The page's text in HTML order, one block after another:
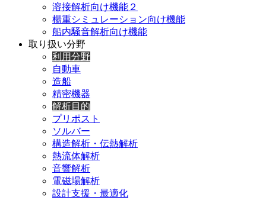
溶接解析向け機能２
楊重シミュレーション向け機能
船内騒音解析向け機能
取り扱い分野
利用分野
自動車
造船
精密機器
解析目的
プリポスト
ソルバー
構造解析・伝熱解析
熱流体解析
音響解析
電磁場解析
設計支援・最適化